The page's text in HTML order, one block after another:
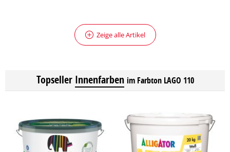
Zeige alle Artikel
Topseller Innenfarben im Farbton LAGO 110